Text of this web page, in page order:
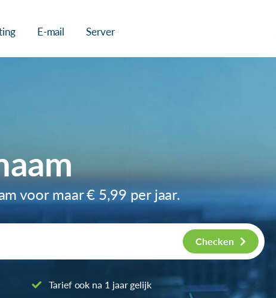
E-mail Server
voor maar€ 5,99 per jaar.
Checken
Tarief ook na 1 jaar gelijk